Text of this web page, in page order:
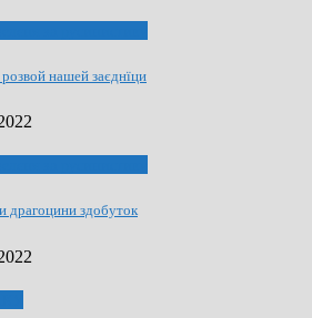
нашей заєднїци
драгоцини здобуток